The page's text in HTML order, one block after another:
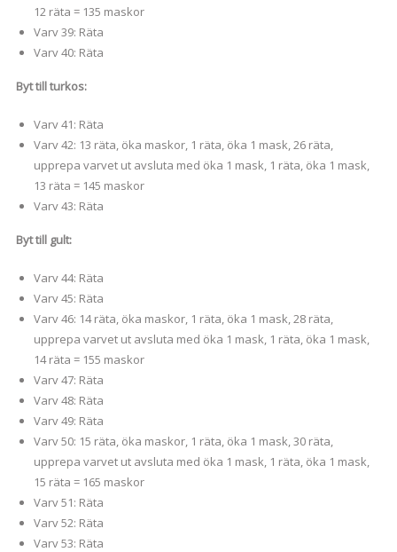
12 räta = 135 maskor
Varv 39: Räta
Varv 40: Räta
Byt till turkos:
Varv 41: Räta
Varv 42: 13 räta, öka maskor, 1 räta, öka 1 mask, 26 räta,
upprepa varvet ut avsluta med öka 1 mask, 1 räta, öka 1 mask,
13 räta = 145 maskor
Varv 43: Räta
Byt till gult:
Varv 44: Räta
Varv 45: Räta
Varv 46: 14 räta, öka maskor, 1 räta, öka 1 mask, 28 räta,
upprepa varvet ut avsluta med öka 1 mask, 1 räta, öka 1 mask,
14 räta = 155 maskor
Varv 47: Räta
Varv 48: Räta
Varv 49: Räta
Varv 50: 15 räta, öka maskor, 1 räta, öka 1 mask, 30 räta,
upprepa varvet ut avsluta med öka 1 mask, 1 räta, öka 1 mask,
15 räta = 165 maskor
Varv 51: Räta
Varv 52: Räta
Varv 53: Räta